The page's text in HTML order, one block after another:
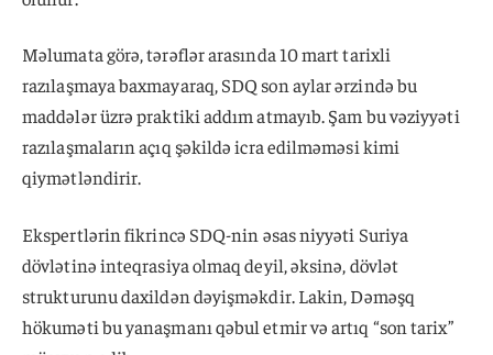
Məlumata görə, tərəflər arasında 10 mart tarixli
razılaşmaya baxmayaraq, SDQ son aylar ərzində bu
maddələr üzrə praktiki addım atmayıb. Şam bu vəziyyəti
razılaşmaların açıq şəkildə icra edilməməsi kimi
qiymətləndirir.
Ekspertlərin fikrincə SDQ-nin əsas niyyəti Suriya
dövlətinə inteqrasiya olmaq deyil, əksinə, dövlət
strukturunu daxildən dəyişməkdir. Lakin, Dəməşq
hökuməti bu yanaşmanı qəbul etmir və artıq “son tarix”